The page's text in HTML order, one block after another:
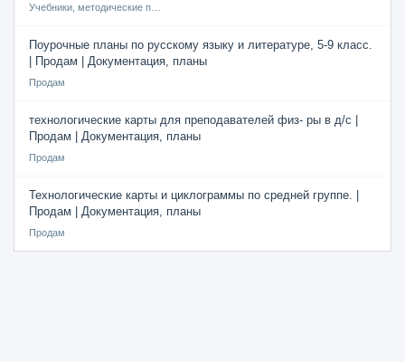
Поурочные планы по русскому языку и литературе, 5-9 класс.
| Продам | Документация, планы
Продам
технологические карты для преподавателей физ- ры в д/с |
Продам | Документация, планы
Продам
Технологические карты и циклограммы по средней группе. |
Продам | Документация, планы
Продам